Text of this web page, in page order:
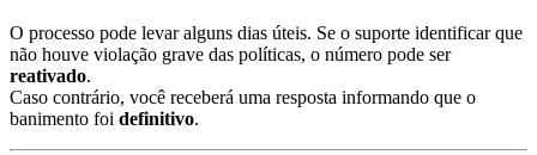
O processo pode levar alguns dias úteis. Se o suporte identificar que
não houve violação grave das políticas, o número pode ser
reativado.
Caso contrário, você receberá uma resposta informando que o
banimento foi definitivo.